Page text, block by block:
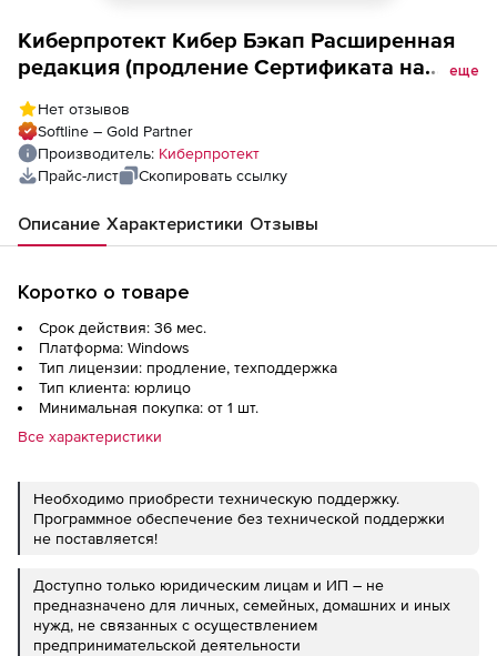
Киберпротект Кибер Бэкап Расширенная
редакция (продление Сертификата на
ящика на 3 года для коммерческих
организаций), 100 почтовых ящиков,
ФСТЭК
еще
Нет отзывов
Softline – Gold Partner
Производитель: Киберпротект
Прайс-лист
Скопировать ссылку
Описание Характеристики Отзывы
Коротко о товаре
Срок действия: 36 мес.
Платформа: Windows
Тип лицензии: продление, техподдержка
Тип клиента: юрлицо
Минимальная покупка: от 1 шт.
Все характеристики
Необходимо приобрести техническую поддержку.
Программное обеспечение без технической поддержки
не поставляется!
Доступно только юридическим лицам и ИП – не
предназначено для личных, семейных, домашних и иных
нужд, не связанных с осуществлением
предпринимательской деятельности